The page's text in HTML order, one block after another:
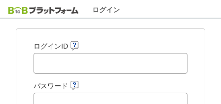
ログイン
ログインID
パスワード